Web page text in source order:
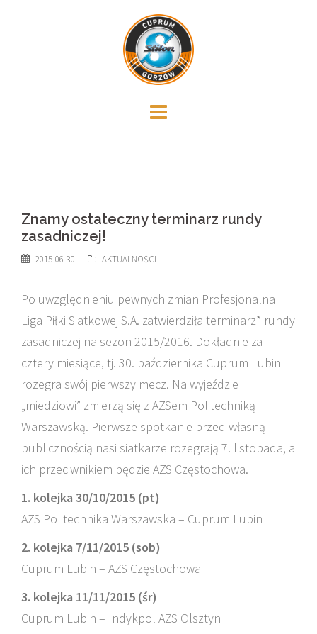
Znamy ostateczny terminarz rundy
zasadniczej!
2015-06-30 AKTUALNOŚCI
Po uwzględnieniu pewnych zmian Profesjonalna
Liga Piłki Siatkowej S.A. zatwierdziła terminarz* rundy
zasadniczej na sezon 2015/2016. Dokładnie za
cztery miesiące, tj. 30. października Cuprum Lubin
rozegra swój pierwszy mecz. Na wyjeździe
„miedziowi” zmierzą się z AZSem Politechniką
Warszawską. Pierwsze spotkanie przed własną
publicznością nasi siatkarze rozegrają 7. listopada, a
ich przeciwnikiem będzie AZS Częstochowa.
1. kolejka 30/10/2015 (pt)
AZS Politechnika Warszawska – Cuprum Lubin
2. kolejka 7/11/2015 (sob)
Cuprum Lubin – AZS Częstochowa
3. kolejka 11/11/2015 (śr)
Cuprum Lubin – Indykpol AZS Olsztyn